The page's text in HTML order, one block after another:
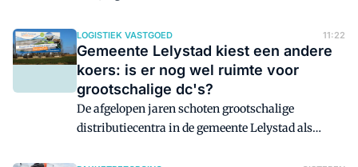
trend zien. De Europese activiteiten blijven relatief
sterk, terwijl vooral Noord-Amerikaanse
marktomstandigheden voor druk zorgen.
LOGISTIEK VASTGOED 11:22
Gemeente Lelystad kiest een andere
koers: is er nog wel ruimte voor
grootschalige dc's?
De afgelopen jaren schoten grootschalige
distributiecentra in de gemeente Lelystad als